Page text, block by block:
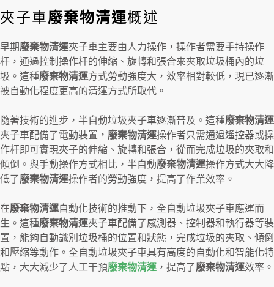
夾子車廢棄物清運概述
早期廢棄物清運夾子車主要由人力操作，操作者需要手持操作
杆，通過控制操作杆的伸縮、旋轉和張合來夾取垃圾桶內的垃
圾。這種廢棄物清運方式勞動強度大，效率相對較低，現已逐漸
被自動化程度更高的清運方式所取代。
隨著技術的進步，半自動垃圾夾子車逐漸普及。這種廢棄物清運
夾子車配備了電動裝置， 廢棄物清運操作者只需通過遙控器或操
作杆即可實現夾子的伸縮、旋轉和張合，從而完成垃圾的夾取和
傾倒。與手動操作方式相比，半自動廢棄物清運操作方式大大降
低了廢棄物清運操作者的勞動強度，提高了作業效率。
在廢棄物清運自動化技術的推動下，全自動垃圾夾子車應運而
生。這種廢棄物清運夾子車配備了感測器、控制器和執行器等裝
置，能夠自動識別垃圾桶的位置和狀態，完成垃圾的夾取、傾倒
和壓縮等動作。全自動垃圾夾子車具有高度的自動化和智能化特
點，大大減少了人工干預廢棄物清運，提高了廢棄物清運效率。